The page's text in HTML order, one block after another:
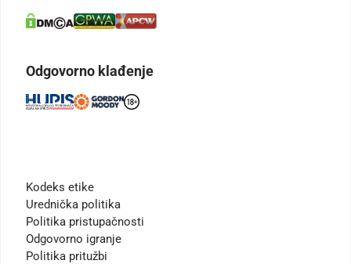
Odgovorno klađenje
Kodeks etike
Urednička politika
Politika pristupačnosti
Odgovorno igranje
Politika pritužbi